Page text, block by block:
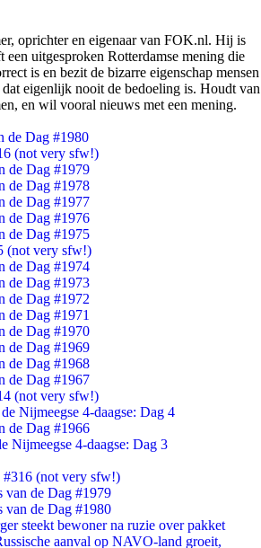
oprichter en eigenaar van FOK.nl. Hij is
een uitgesproken Rotterdamse mening die
is en bezit de bizarre eigenschap mensen
eigenlijk nooit de bedoeling is. Houdt van
en wil vooral nieuws met een mening.
de Dag #1980
(not very sfw!)
de Dag #1979
de Dag #1978
de Dag #1977
de Dag #1976
de Dag #1975
(not very sfw!)
de Dag #1974
de Dag #1973
de Dag #1972
de Dag #1971
de Dag #1970
de Dag #1969
de Dag #1968
de Dag #1967
(not very sfw!)
Nijmeegse 4-daagse: Dag 4
de Dag #1966
Nijmeegse 4-daagse: Dag 3
(not very sfw!)
van de Dag #1979
van de Dag #1980
steekt bewoner na ruzie over pakket
aanval op NAVO-land groeit,